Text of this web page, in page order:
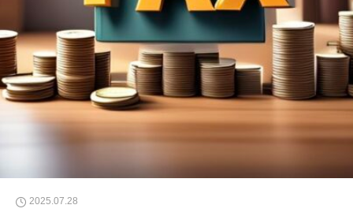
2025.07.28